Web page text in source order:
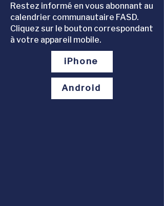
Restez informé en vous abonnant au
calendrier communautaire FASD.
Cliquez sur le bouton correspondant
à votre appareil mobile.
iPhone
Android